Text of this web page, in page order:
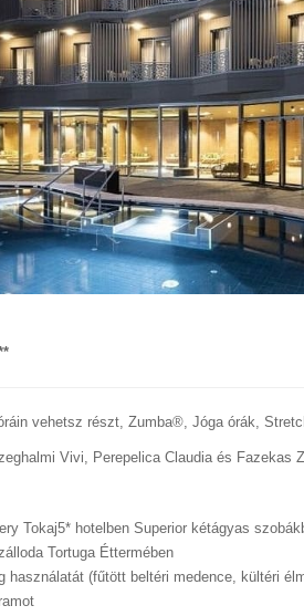
vehetsz részt, Zumba®, Jóga órák,
Vivi, Perepelica Claudia és Fazekas
Tokaj5* hotelben Superior kétágyas
Tortuga Éttermében
használatát (fűtött beltéri medence, kültéri